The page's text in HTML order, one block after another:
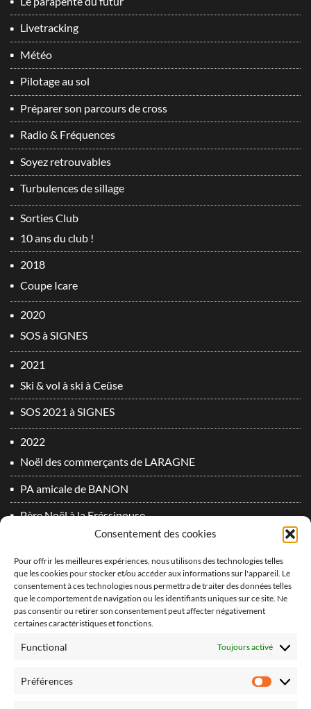
Consentement des cookies
Pour offrir les meilleures expériences, nous utilisons des technologies telles
que les cookies pour stocker et/ou accéder aux informations sur l'appareil. Le
consentement à ces technologies nous permettra de traiter des données telles
que le comportement de navigation ou les identifiants uniques sur ce site. Ne
pas consentir ou retirer son consentement peut affecter négativement
certaines caractéristiques et fonctions.
Functional Toujours activé
Préférences
Livetracking
Météo
Pilotage au sol
Préparer son parcours de cross
Radio & Fréquences
Soyez retrouvables
Turbulences de sillage
Sorties Club
10 ans du club !
2018
Coupe Icare
2020
SOS à SIGNES
2021
Ski & vol à ski à Ceüse
SOS 2021 à SIGNES
2022
Noël des commerçants de LARAGNE
PA amicale de BANON
Père Noël à la Fréssinouse
SOS 2022 à SIGNES
2023
Du plomb dans l’aile 2° Edition !
vidéo PA Oraison 2
2024